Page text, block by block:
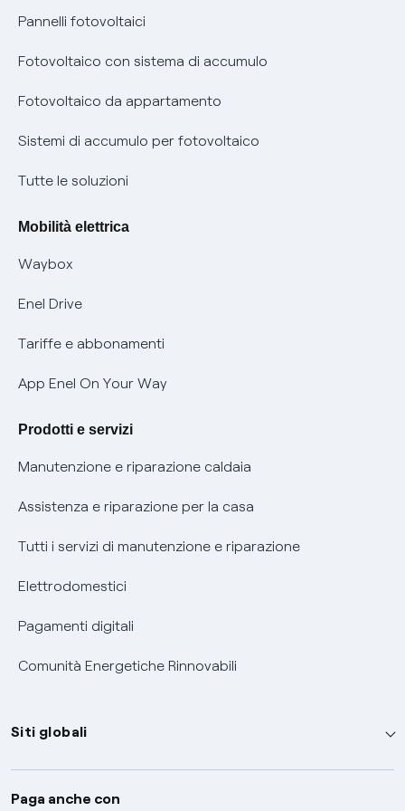
Assistenza Fibra
Diritto di ripensamento
Parental Control – Navigazione sicura
Informazioni precontrattuali prodotti e servizi
Condizioni generali di contratto prodotti e servizi
Informativa RAEE
Informativa Privacy AI
prescrizione
Remit
Certificazioni
Nuove regole europee per la protezione dei dati
Offerte Placet non vulnerabili
Offerta Tutela Vulnerabilità Gas
Mobilità Elettrica
Phishing e truffe online
Verifica chi ti ha chiamato
Agevolazione utenti con disabilità per offerte Fibra
Informativa RAEE
Pannelli fotovoltaici
Fotovoltaico con sistema di accumulo
Fotovoltaico da appartamento
Sistemi di accumulo per fotovoltaico
Tutte le soluzioni
Mobilità elettrica
Waybox
Enel Drive
Tariffe e abbonamenti
App Enel On Your Way
Prodotti e servizi
Manutenzione e riparazione caldaia
Assistenza e riparazione per la casa
Tutti i servizi di manutenzione e riparazione
Elettrodomestici
Pagamenti digitali
Comunità Energetiche Rinnovabili
Siti globali
Enel Group
Paga anche con